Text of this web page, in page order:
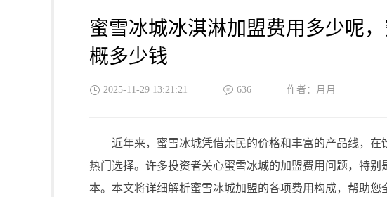
蜜雪冰城冰淇淋加盟费用多少呢
概多少钱
2025-11-29 13:21:21 636 作者：月月
近年来，蜜雪冰城凭借亲民的价格和丰富的产品线，在
热门选择。许多投资者关心蜜雪冰城的加盟费用问题，特
本。本文将详细解析蜜雪冰城加盟的各项费用构成，帮助